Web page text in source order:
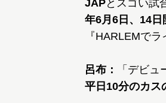
JAPとスゴい試
年6月6日、14
『HARLEMで
呂布： 「デビ
平日10分のカス